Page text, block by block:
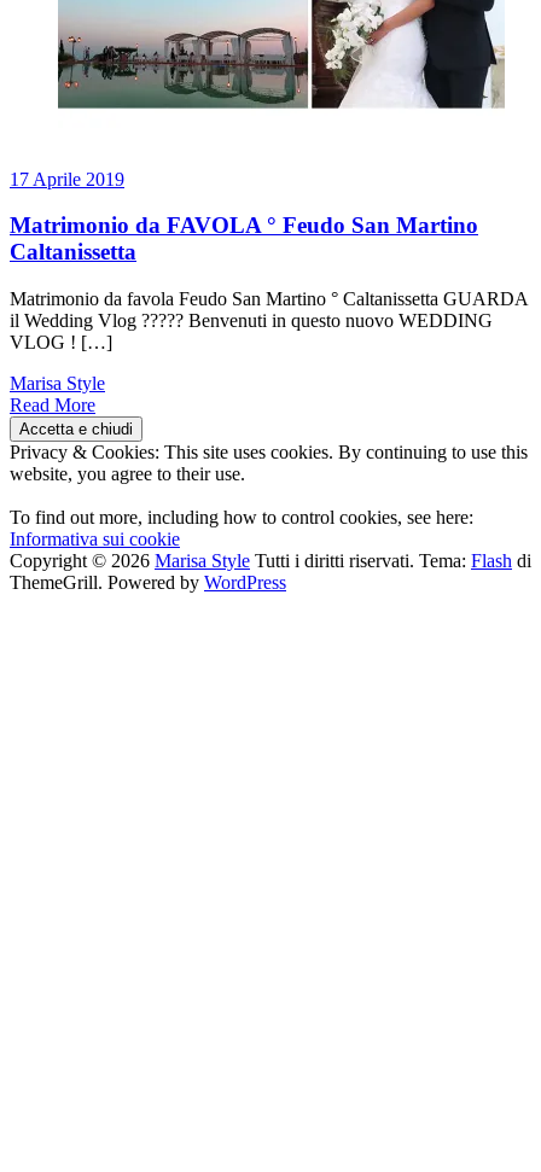
17 Aprile 2019
Matrimonio da FAVOLA ° Feudo San Martino
Caltanissetta
Matrimonio da favola Feudo San Martino ° Caltanissetta GUARDA
il Wedding Vlog ????? Benvenuti in questo nuovo WEDDING
VLOG ! […]
Marisa Style
Read More
Privacy & Cookies: This site uses cookies. By continuing to use this
website, you agree to their use.
To find out more, including how to control cookies, see here:
Informativa sui cookie
Copyright © 2026 Marisa Style Tutti i diritti riservati. Tema: Flash di
ThemeGrill. Powered by WordPress